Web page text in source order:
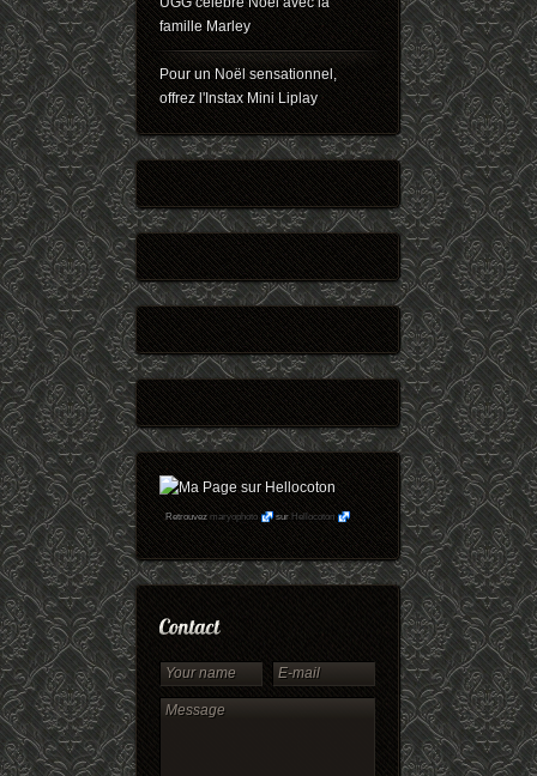
famille Marley
Pour un Noël sensationnel,
offrez l'Instax Mini Liplay
Retrouvezmaryophoto surHellocoton